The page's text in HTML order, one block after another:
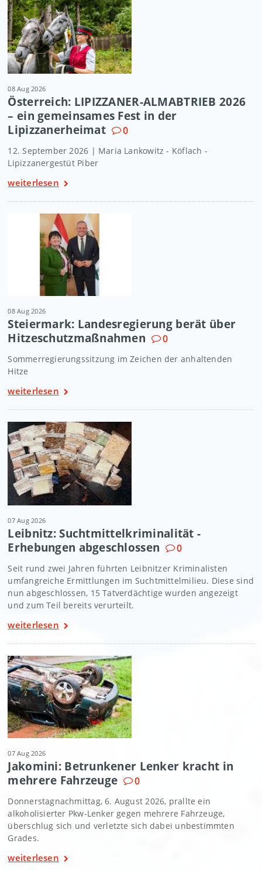
08 Aug 2026
Österreich: LIPIZZANER-ALMABTRIEB 2026
– ein gemeinsames Fest in der
Lipizzanerheimat
0
12. September 2026 | Maria Lankowitz - Köflach -
Lipizzanergestüt Piber
weiterlesen
08 Aug 2026
Steiermark: Landesregierung berät über
Hitzeschutzmaßnahmen
0
Sommerregierungssitzung im Zeichen der anhaltenden
Hitze
weiterlesen
07 Aug 2026
Leibnitz: Suchtmittelkriminalität -
Erhebungen abgeschlossen
0
Seit rund zwei Jahren führten Leibnitzer Kriminalisten
umfangreiche Ermittlungen im Suchtmittelmilieu. Diese sind
nun abgeschlossen, 15 Tatverdächtige wurden angezeigt
und zum Teil bereits verurteilt.
weiterlesen
07 Aug 2026
Jakomini: Betrunkener Lenker kracht in
mehrere Fahrzeuge
0
Donnerstagnachmittag, 6. August 2026, prallte ein
alkoholisierter Pkw-Lenker gegen mehrere Fahrzeuge,
überschlug sich und verletzte sich dabei unbestimmten
Grades.
weiterlesen